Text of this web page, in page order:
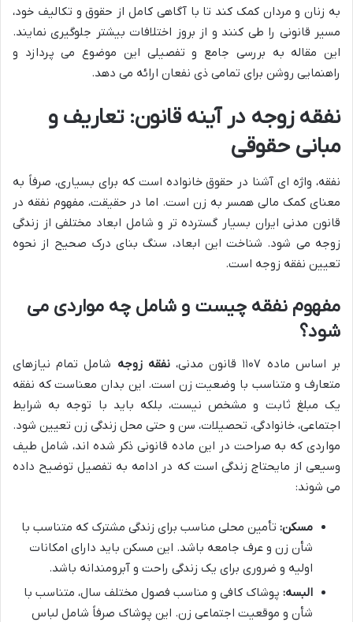
به زنان و مردان کمک کند تا با آگاهی کامل از حقوق و تکالیف خود،
مسیر قانونی را طی کنند و از بروز اختلافات بیشتر جلوگیری نمایند.
این مقاله به بررسی جامع و تفصیلی این موضوع می پردازد و
راهنمایی روشن برای تمامی ذی نفعان ارائه می دهد.
نفقه زوجه در آینه قانون: تعاریف و
مبانی حقوقی
نفقه، واژه ای آشنا در حقوق خانواده است که برای بسیاری، صرفاً به
معنای کمک مالی همسر به زن است. اما در حقیقت، مفهوم نفقه در
قانون مدنی ایران بسیار گسترده تر و شامل ابعاد مختلفی از زندگی
زوجه می شود. شناخت این ابعاد، سنگ بنای درک صحیح از نحوه
تعیین نفقه زوجه است.
مفهوم نفقه چیست و شامل چه مواردی می
شود؟
بر اساس ماده ۱۱۰۷ قانون مدنی، نفقه زوجه شامل تمام نیازهای
متعارف و متناسب با وضعیت زن است. این بدان معناست که نفقه
یک مبلغ ثابت و مشخص نیست، بلکه باید با توجه به شرایط
اجتماعی، خانوادگی، تحصیلات، سن و حتی محل زندگی زن تعیین شود.
مواردی که به صراحت در این ماده قانونی ذکر شده اند، شامل طیف
وسیعی از مایحتاج زندگی است که در ادامه به تفصیل توضیح داده
می شوند:
مسکن: تأمین محلی مناسب برای زندگی مشترک که متناسب با
شأن زن و عرف جامعه باشد. این مسکن باید دارای امکانات
اولیه و ضروری برای یک زندگی راحت و آبرومندانه باشد.
البسه: پوشاک کافی و مناسب فصول مختلف سال، متناسب با
شأن و موقعیت اجتماعی زن. این پوشاک صرفاً شامل لباس